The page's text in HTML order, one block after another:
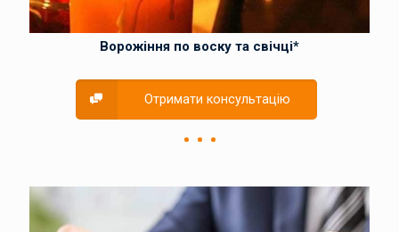
Ворожіння по воску та свічці*
Отримати консультацію